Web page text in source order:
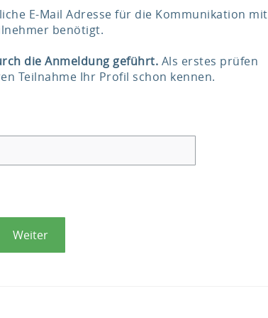
E-Mail Adresse für die Kommunikation mit
benötigt.
die Anmeldung geführt. Als erstes prüfen
Teilnahme Ihr Profil schon kennen.
Weiter